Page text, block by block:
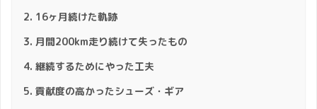
16ヶ月続けた軌跡
月間200km走り続けて失ったもの
継続するためにやった工夫
貢献度の高かったシューズ・ギア